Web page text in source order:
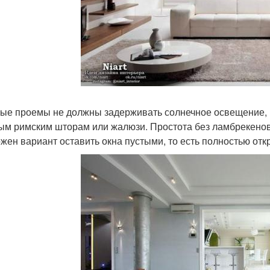
проемы не должны задерживать солнечное освещение,
римским шторам или жалюзи. Простота без
вариант оставить окна пустыми, то есть полностью